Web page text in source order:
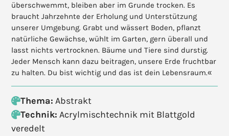
überschwemmt, bleiben aber im Grunde trocken. Es
braucht Jahrzehnte der Erholung und Unterstützung
unserer Umgebung. Grabt und wässert Boden, pflanzt
natürliche Gewächse, wühlt im Garten, gern überall und
lasst nichts vertrocknen. Bäume und Tiere sind durstig.
Jeder Mensch kann dazu beitragen, unsere Erde fruchtbar
zu halten. Du bist wichtig und das ist dein Lebensraum.«
Thema: Abstrakt
Technik: Acrylmischtechnik mit Blattgold
veredelt